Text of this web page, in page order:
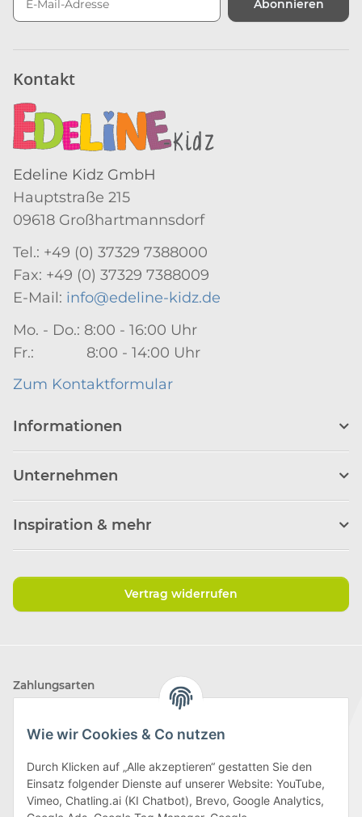
Wie wir Cookies & Co nutzen
Durch Klicken auf „Alle akzeptieren“ gestatten Sie den
Einsatz folgender Dienste auf unserer Website: YouTube,
Vimeo, Chatling.ai (KI Chatbot), Brevo, Google Analytics,
Abonnieren
Kontakt
Edeline Kidz GmbH
Hauptstraße 215
09618 Großhartmannsdorf
Tel.: +49 (0) 37329 7388000
Fax: +49 (0) 37329 7388009
E-Mail: info@edeline-kidz.de
Mo. - Do.: 8:00 - 16:00 Uhr
Fr.: 8:00 - 14:00 Uhr
Zum Kontaktformular
Informationen
Unternehmen
Inspiration & mehr
Vertrag widerrufen
Zahlungsarten
Wir versenden mit